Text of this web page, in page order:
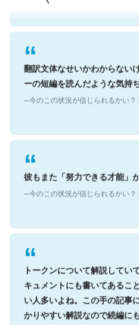
翻訳文体なせいかわからない
ーの短編を読んだような気持
─今のこの状況が信じられるかい？
彼もまた「努力できる才能」
─今のこの状況が信じられるかい？
トークンについて解説してい
キュメントにも書いてあるこ
い人多いよね。この手の記事
かりやすい解説なので続編に